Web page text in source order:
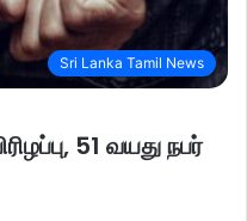
Sri Lanka Tamil News
51 வயது நபர்